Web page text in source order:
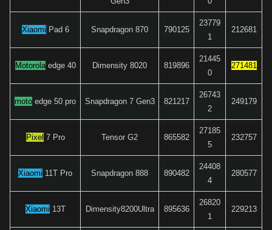
Xiaomi Pad 6 Snapdragon 870 790125
23779
1
212681
Motorolaedge 40 Dimensity 8020 819896
21445
0
271481
moto edge 50 pro Snapdragon 7 Gen3 821217
26743
2
249179
Pixel 7 Pro Tensor G2 865582
27185
5
232757
Xiaomi 11T Pro Snapdragon 888 890482
24408
4
280577
Xiaomi 13T Dimensity8200Ultra 895636
26820
1
229213